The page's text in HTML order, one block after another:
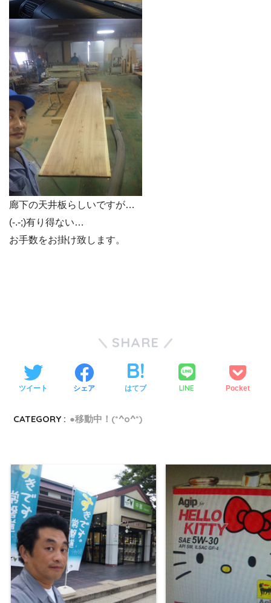
廊下の天井板らしいですが…
(-.-;)有り得ない…
お手数をお掛け致します。
SHARE
ツイート シェア はてブ LINE Pocket
CATEGORY : ●移動中！(*^o^*)